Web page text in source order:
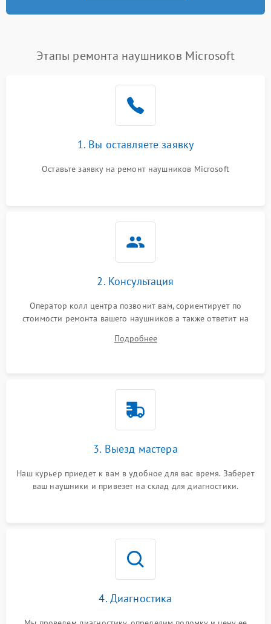
Этапы ремонта наушников Microsoft
1. Вы оставляете заявку
Оставьте заявку на ремонт наушников Microsoft
2. Консультация
Оператор колл центра позвонит вам, сориентирует по
стоимости ремонта вашего наушников а также ответит на
Подробнее
3. Выезд мастера
Наш курьер приедет к вам в удобное для вас время. Заберет
ваш наушники и привезет на склад для диагностики.
4. Диагностика